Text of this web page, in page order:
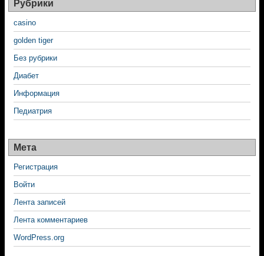
Рубрики
casino
golden tiger
Без рубрики
Диабет
Информация
Педиатрия
Мета
Регистрация
Войти
Лента записей
Лента комментариев
WordPress.org